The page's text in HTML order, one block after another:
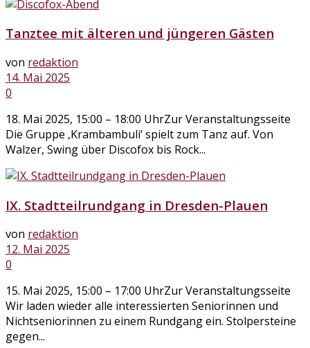
Tanztee mit älteren und jüngeren Gästen
von redaktion
14. Mai 2025
0
18. Mai 2025, 15:00 – 18:00 UhrZur Veranstaltungsseite
Die Gruppe ‚Krambambuli‘ spielt zum Tanz auf. Von
Walzer, Swing über Discofox bis Rock...
IX. Stadtteilrundgang in Dresden-Plauen
von redaktion
12. Mai 2025
0
15. Mai 2025, 15:00 – 17:00 UhrZur Veranstaltungsseite
Wir laden wieder alle interessierten Seniorinnen und
Nichtseniorinnen zu einem Rundgang ein. Stolpersteine
gegen...